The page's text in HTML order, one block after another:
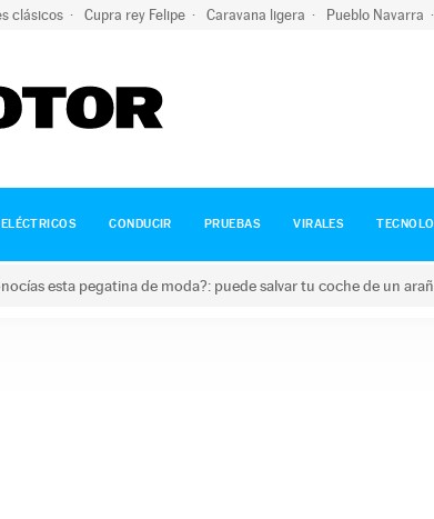
clásicos Cupra rey Felipe Caravana ligera Pueblo Navarra
ELÉCTRICOS CONDUCIR PRUEBAS VIRALES
esta pegatina de moda?: puede salvar tu coche de un